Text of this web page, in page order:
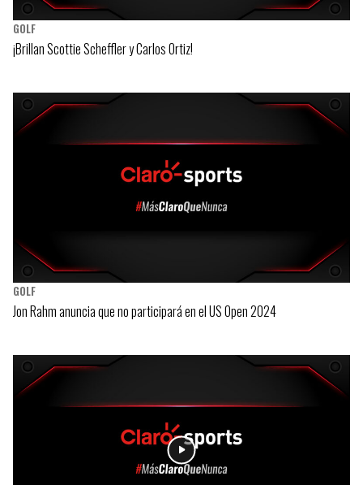
GOLF
¡Brillan Scottie Scheffler y Carlos Ortiz!
GOLF
Jon Rahm anuncia que no participará en el US Open 2024